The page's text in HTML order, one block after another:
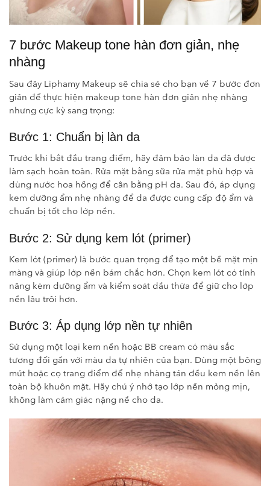
7 bước Makeup tone hàn đơn giản, nhẹ
nhàng
Sau đây Liphamy Makeup sẽ chia sẻ cho bạn về 7 bước đơn
giản để thực hiện makeup tone hàn đơn giản nhẹ nhàng
nhưng cực kỳ sang trọng:
Bước 1: Chuẩn bị làn da
Trước khi bắt đầu trang điểm, hãy đảm bảo làn da đã được
làm sạch hoàn toàn. Rửa mặt bằng sữa rửa mặt phù hợp và
dùng nước hoa hồng để cân bằng pH da. Sau đó, áp dụng
kem dưỡng ẩm nhẹ nhàng để da được cung cấp độ ẩm và
chuẩn bị tốt cho lớp nền.
Bước 2: Sử dụng kem lót (primer)
Kem lót (primer) là bước quan trọng để tạo một bề mặt mịn
màng và giúp lớp nền bám chắc hơn. Chọn kem lót có tính
năng kèm dưỡng ẩm và kiểm soát dầu thừa để giữ cho lớp
nền lâu trôi hơn.
Bước 3: Áp dụng lớp nền tự nhiên
Sử dụng một loại kem nền hoặc BB cream có màu sắc
tương đối gần với màu da tự nhiên của bạn. Dùng một bông
mút hoặc cọ trang điểm để nhẹ nhàng tán đều kem nền lên
toàn bộ khuôn mặt. Hãy chú ý nhớ tạo lớp nền mỏng mịn,
không làm cảm giác nặng nề cho da.